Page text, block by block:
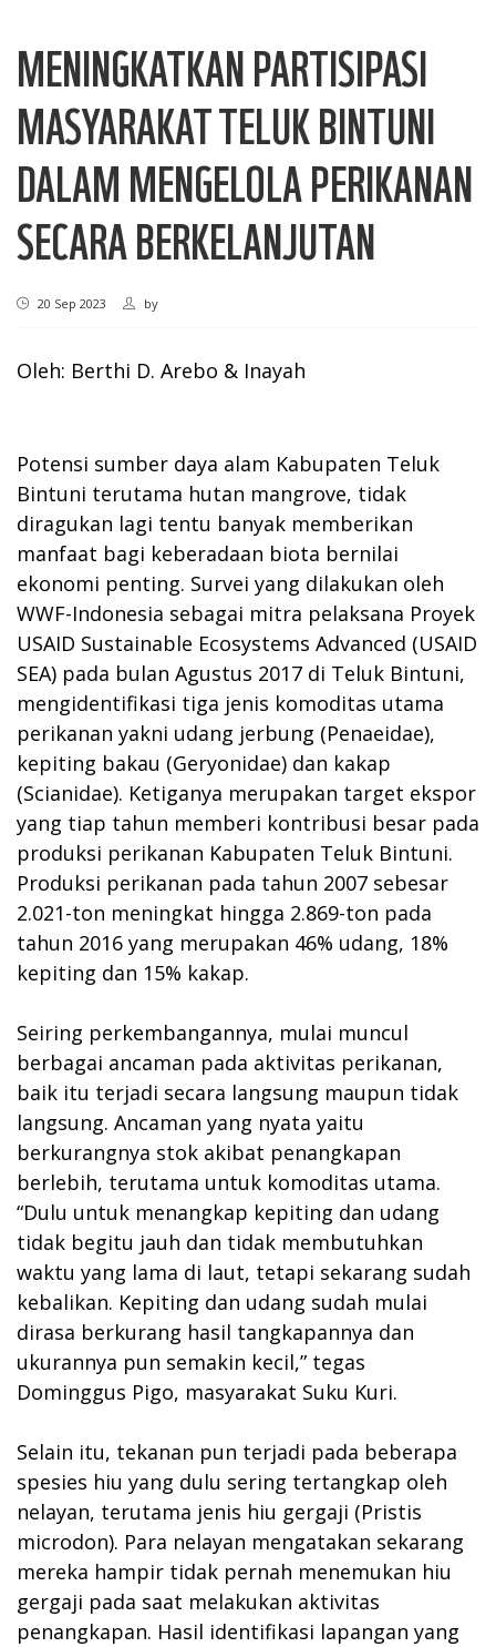
MENINGKATKAN PARTISIPASI
MASYARAKAT TELUK BINTUNI
DALAM MENGELOLA PERIKANAN
SECARA BERKELANJUTAN
20 Sep 2023 by
Oleh: Berthi D. Arebo & Inayah
Potensi sumber daya alam Kabupaten Teluk
Bintuni terutama hutan mangrove, tidak
diragukan lagi tentu banyak memberikan
manfaat bagi keberadaan biota bernilai
ekonomi penting. Survei yang dilakukan oleh
WWF-Indonesia sebagai mitra pelaksana Proyek
USAID Sustainable Ecosystems Advanced (USAID
SEA) pada bulan Agustus 2017 di Teluk Bintuni,
mengidentifikasi tiga jenis komoditas utama
perikanan yakni udang jerbung (Penaeidae),
kepiting bakau (Geryonidae) dan kakap
(Scianidae). Ketiganya merupakan target ekspor
yang tiap tahun memberi kontribusi besar pada
produksi perikanan Kabupaten Teluk Bintuni.
Produksi perikanan pada tahun 2007 sebesar
2.021-ton meningkat hingga 2.869-ton pada
tahun 2016 yang merupakan 46% udang, 18%
kepiting dan 15% kakap.
Seiring perkembangannya, mulai muncul
berbagai ancaman pada aktivitas perikanan,
baik itu terjadi secara langsung maupun tidak
langsung. Ancaman yang nyata yaitu
berkurangnya stok akibat penangkapan
berlebih, terutama untuk komoditas utama.
“Dulu untuk menangkap kepiting dan udang
tidak begitu jauh dan tidak membutuhkan
waktu yang lama di laut, tetapi sekarang sudah
kebalikan. Kepiting dan udang sudah mulai
dirasa berkurang hasil tangkapannya dan
ukurannya pun semakin kecil,” tegas
Dominggus Pigo, masyarakat Suku Kuri.
Selain itu, tekanan pun terjadi pada beberapa
spesies hiu yang dulu sering tertangkap oleh
nelayan, terutama jenis hiu gergaji (Pristis
microdon). Para nelayan mengatakan sekarang
mereka hampir tidak pernah menemukan hiu
gergaji pada saat melakukan aktivitas
penangkapan. Hasil identifikasi lapangan yang